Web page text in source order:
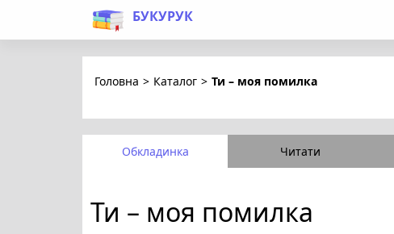
БУКУРУК
Головна > Каталог > Ти – моя помилка
Обкладинка Читати
Ти – моя помилка